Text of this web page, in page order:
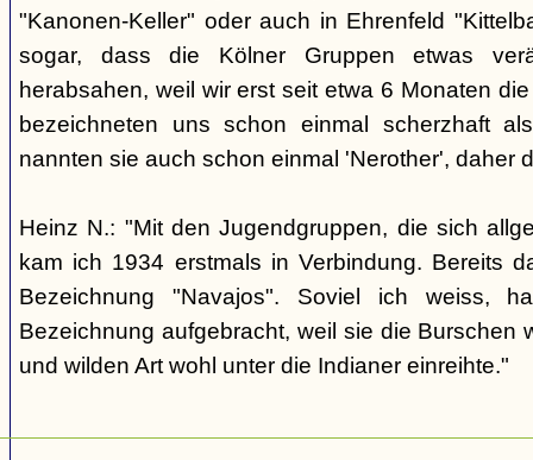
"Kanonen-Keller" oder auch in Ehrenfeld
sogar, dass die Kölner Gruppen etwas
herabsahen, weil wir erst seit etwa 6 Monaten
bezeichneten uns schon einmal scherzhaft
nannten sie auch schon einmal 'Nerother', daher
Heinz N.: "Mit den Jugendgruppen, die sich
kam ich 1934 erstmals in Verbindung. Bereits
Bezeichnung "Navajos". Soviel ich weiss,
Bezeichnung aufgebracht, weil sie die Burschen
und wilden Art wohl unter die Indianer einreihte."